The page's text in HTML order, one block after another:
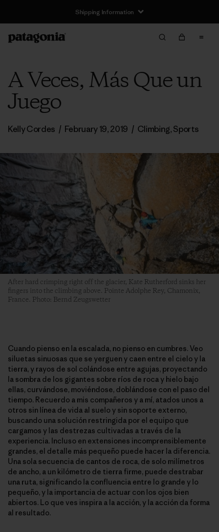
Shipping Information
A Veces, Más Que un
Juego
Kelly Cordes / February 19, 2019 / Climbing,Sports
After hard crimping right off the glacier, Kate Rutherford sinks her
fingers into the climbing above. Pointe Adolphe Rey, Chamonix,
France. Photo: Bernd Zeugswetter
Cuando pienso en la escalada, no pienso en cumbres. Veo
siluetas sinuosas que se yerguen y caen entre el cielo y la
tierra, y rayos de sol colándose entre agujas, proyectando
la sombra de los gigantes sobre ríos de roca y hielo bajo
ellas, curvándose, moviéndose, doblándose con el paso del
tiempo. Recuerdo a mis compañeros y a mí, atados unos a
otros sin línea de vida al suelo y sin soporte externo,
buscando una solución restringida por el equipo que
cargamos y las destrezas cultivadas a través de la
experiencia. Incluso en extensiones incomprensiblemente
grandes, el detalle más pequeño puede hacer la diferencia.
Una sola secuencia de cantos de roca, de solo milímetros
de ancho, a un kilómetro de tierra firme, puede destrabar
una ruta, significando la confluencia entre lo grande y lo
pequeño, y la importancia de actuar con los ojos bien
abiertos. Lo que ves inspira a la acción, y la acción da forma
al resultado.